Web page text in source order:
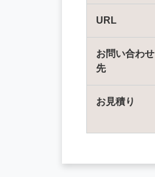
URL
お問い合わせ
先
お見積り